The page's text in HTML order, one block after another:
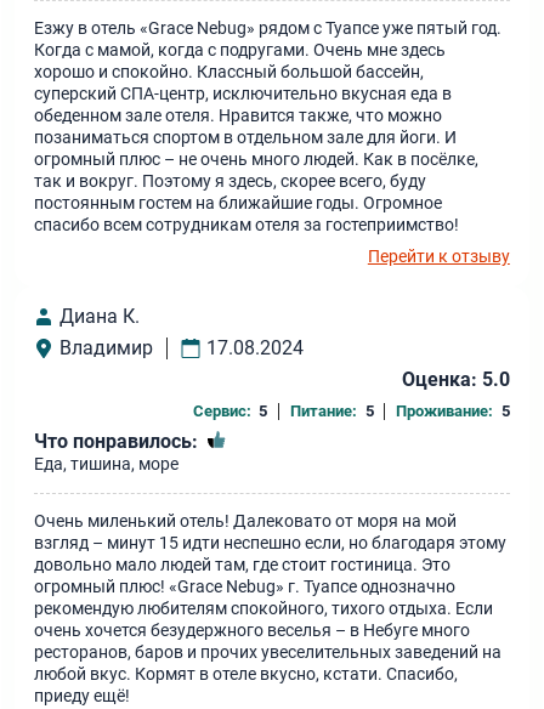
Езжу в отель «Grace Nebug» рядом с Туапсе уже пятый год.
Когда с мамой, когда с подругами. Очень мне здесь
хорошо и спокойно. Классный большой бассейн,
суперский СПА-центр, исключительно вкусная еда в
обеденном зале отеля. Нравится также, что можно
позаниматься спортом в отдельном зале для йоги. И
огромный плюс – не очень много людей. Как в посёлке,
так и вокруг. Поэтому я здесь, скорее всего, буду
постоянным гостем на ближайшие годы. Огромное
спасибо всем сотрудникам отеля за гостеприимство!
Перейти к отзыву
Диана К.
Владимир
17.08.2024
Оценка: 5.0
Сервис: 5 Питание: 5 Проживание: 5
Что понравилось:
Еда, тишина, море
Очень миленький отель! Далековато от моря на мой
взгляд – минут 15 идти неспешно если, но благодаря этому
довольно мало людей там, где стоит гостиница. Это
огромный плюс! «Grace Nebug» г. Туапсе однозначно
рекомендую любителям спокойного, тихого отдыха. Если
очень хочется безудержного веселья – в Небуге много
ресторанов, баров и прочих увеселительных заведений на
любой вкус. Кормят в отеле вкусно, кстати. Спасибо,
приеду ещё!